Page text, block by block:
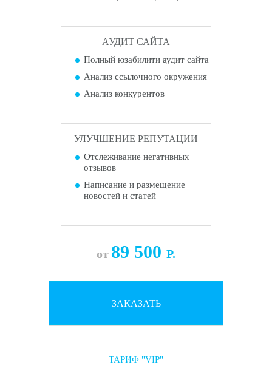
АУДИТ САЙТА
Полный юзабилити аудит сайта
Анализ ссылочного окружения
Анализ конкурентов
УЛУЧШЕНИЕ РЕПУТАЦИИ
Отслеживание негативных
отзывов
Написание и размещение
новостей и статей
от 89 500 Р.
ЗАКАЗАТЬ
ТАРИФ "VIP"